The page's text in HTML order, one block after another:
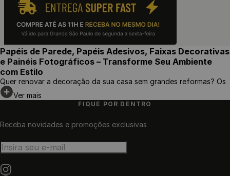
Papéis de Parede, Papéis Adesivos, Faixas Decorativas
e Painéis Fotográficos – Transforme Seu Ambiente
com Estilo
Quer renovar a decoração da sua casa sem grandes reformas? Os
papéis de parede, papéis adesivos, faixas decorativas e painéis
fotográficossão a solução perfeita para transformar qualquer
ambiente com praticidade, beleza e sofisticação. Com diversas
proporcionam um toque personalizado ao seu espaço de forma
NaGF Casa Decor, você encontra uma ampla variedade de opções
charmoso e aconchegante. Continue lendo e descubra qual modelo
Ver mais
FIQUE POR DENTRO
Receba novidades e promoções exclusivas